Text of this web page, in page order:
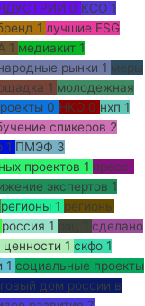
0 КСО 1
1 лучшие ESG
1 медиакит 1
рынки 1 меры
1 молодежная
0 НКО 0 нхп 1
спикеров 2
1 ПМЭФ 3
проектов 1 пресс-
экспертов 1
регионы 1 регионы
россия 1
сделано
1 скфо 1
1 социальные проекты
дом россии в